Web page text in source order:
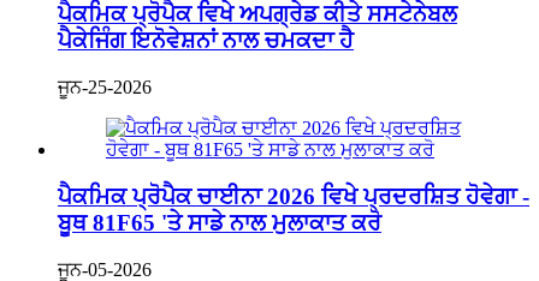
ਪੈਕਮਿਕ ਪ੍ਰੋਪੈਕ ਵਿਖੇ ਅਪਗ੍ਰੇਡ ਕੀਤੇ ਸਸਟੇਨੇਬਲ
ਪੈਕੇਜਿੰਗ ਇਨੋਵੇਸ਼ਨਾਂ ਨਾਲ ਚਮਕਦਾ ਹੈ
ਜੂਨ-25-2026
ਪੈਕਮਿਕ ਪ੍ਰੋਪੈਕ ਚਾਈਨਾ 2026 ਵਿਖੇ ਪ੍ਰਦਰਸ਼ਿਤ ਹੋਵੇਗਾ -
ਬੂਥ 81F65 'ਤੇ ਸਾਡੇ ਨਾਲ ਮੁਲਾਕਾਤ ਕਰੋ
ਜੂਨ-05-2026